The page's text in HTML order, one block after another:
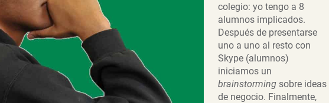
colegio: yo tengo a 8
alumnos implicados.
Después de presentarse
uno a uno al resto con
Skype (alumnos)
iniciamos un
brainstorming sobre ideas
de negocio. Finalmente,